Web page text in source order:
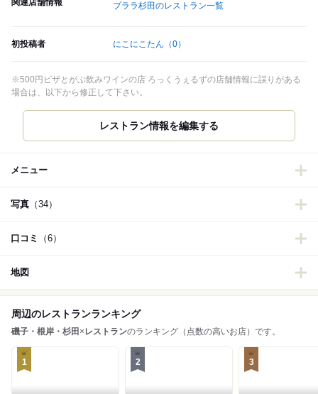
関連店舗情報 プララ杉田のレストラン一覧
初投稿者 にこにこたん （0）
※500円ピザとがぶ飲みワインの店 ろっくうぇるずの店舗情報に誤りがある
場合は、以下から修正して下さい。
レストラン情報を編集する
メニュー
写真 （34）
口コミ （6）
地図
周辺のレストランランキング
磯子・根岸・杉田 × レストランのランキング（点数の高いお店）です。
1 2 3